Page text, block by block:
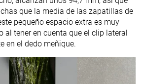
que la media de las zapatillas de
pequeño espacio extra es muy
al tener en cuenta que el clip lateral
en el dedo meñique.